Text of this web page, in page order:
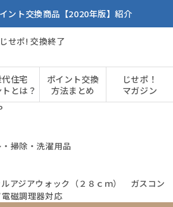
ント交換商品【2020年版】紹介
住宅
とは？
ポイント交換
方法まとめ
じせポ！
マガジン
掃除・洗濯用品
ルアジアウォック（２８ｃｍ） ガスコン
電磁調理器対応